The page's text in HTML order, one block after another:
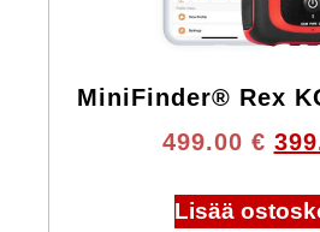
MiniFinder® Rex
499.00 €
Lisää